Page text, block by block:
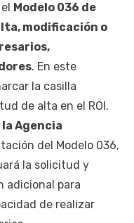
Modelo 036 de
modificación o
. En este
la casilla
de alta en el ROI.
Agencia
del Modelo 036,
la solicitud y
adicional para
de realizar